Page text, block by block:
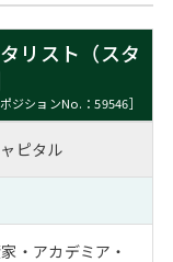
リスト（スタ
ポジションNo.：59546］
ピタル
・アカデミア・